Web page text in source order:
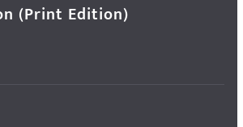
(Print Edition)